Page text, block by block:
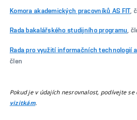
Komora akademických pracovníků AS FIT,
Rada bakalářského studijního programu ,
Rada pro využití informačních technologií a
člen
Pokud je v údajích nesrovnalost, podívejte se
vizitkám.